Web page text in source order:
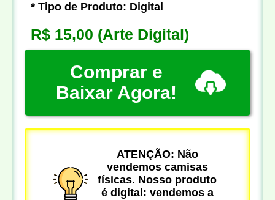
* Tipo de Produto: Digital
R$ 15,00 (Arte Digital)
Comprar e
Baixar Agora!
ATENÇÃO: Não
vendemos camisas
físicas. Nosso produto
é digital: vendemos a